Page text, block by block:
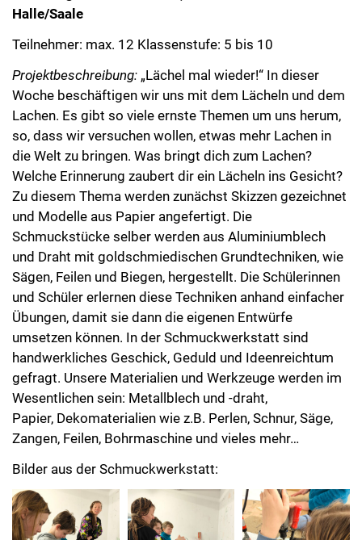
Halle/Saale
Teilnehmer: max. 12 Klassenstufe: 5 bis 10
Projektbeschreibung: „Lächel mal wieder!“ In dieser
Woche beschäftigen wir uns mit dem Lächeln und dem
Lachen. Es gibt so viele ernste Themen um uns herum,
so, dass wir versuchen wollen, etwas mehr Lachen in
die Welt zu bringen. Was bringt dich zum Lachen?
Welche Erinnerung zaubert dir ein Lächeln ins Gesicht?
Zu diesem Thema werden zunächst Skizzen gezeichnet
und Modelle aus Papier angefertigt. Die
Schmuckstücke selber werden aus Aluminiumblech
und Draht mit goldschmiedischen Grundtechniken, wie
Sägen, Feilen und Biegen, hergestellt. Die Schülerinnen
und Schüler erlernen diese Techniken anhand einfacher
Übungen, damit sie dann die eigenen Entwürfe
umsetzen können. In der Schmuckwerkstatt sind
handwerkliches Geschick, Geduld und Ideenreichtum
gefragt. Unsere Materialien und Werkzeuge werden im
Wesentlichen sein: Metallblech und -draht,
Papier, Dekomaterialien wie z.B. Perlen, Schnur, Säge,
Zangen, Feilen, Bohrmaschine und vieles mehr…
Bilder aus der Schmuckwerkstatt: